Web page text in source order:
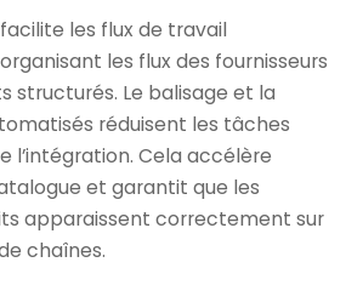
les flux de travail
les flux des fournisseurs
structurés. Le balisage et la
réduisent les tâches
l’intégration. Cela accélère
et garantit que les
apparaissent correctement sur
chaînes.